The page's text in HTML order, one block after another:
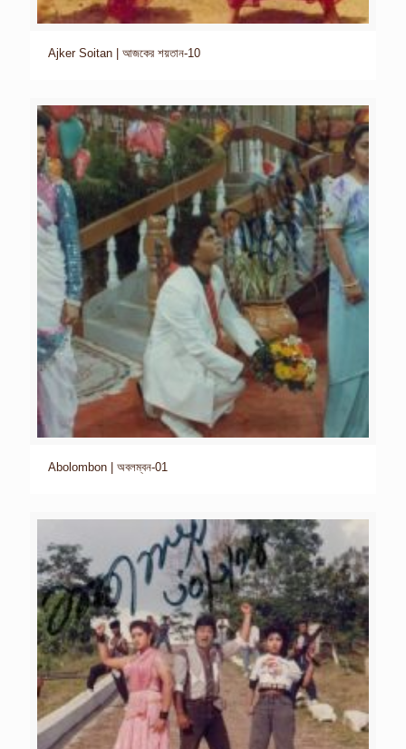
Ajker Soitan | আজকের শয়তান-10
Abolombon | অবলম্বন-01